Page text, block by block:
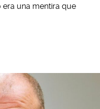
una mentira que